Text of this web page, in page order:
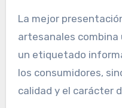
¿Cuál es la
salsas